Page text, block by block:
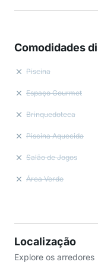
Comodidades
Piscina
Espaço Gourmet
Brinquedoteca
Piscina Aquecida
Salão de Jogos
Área Verde
Localização
Explore os arredores